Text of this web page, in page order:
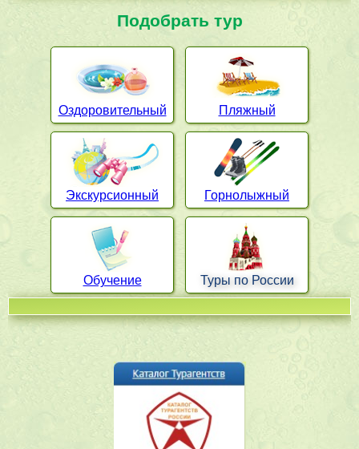
Подобрать тур
Оздоровительный Пляжный
Экскурсионный Горнолыжный
Обучение Туры по России